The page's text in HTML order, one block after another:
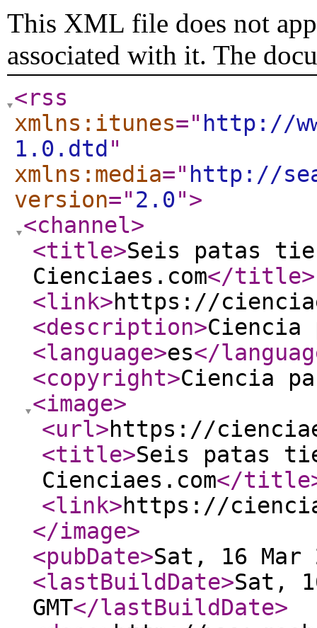
This XML file does not
associated with it. The
<rss
xmlns:itunes=" http://
1.0.dtd "
xmlns:media=" http://
version="2.0">
<channel>
<title>Seis patas
Cienciaes.com</title>
<link>https://
<description>Ciencia
<language>es</
<copyright>Ciencia
<image>
<url>https://
<title>Seis patas
Cienciaes.com</title
<link>https://
</image>
<pubDate>Sat, 16 Mar
<lastBuildDate>Sat,
GMT</lastBuildDate>